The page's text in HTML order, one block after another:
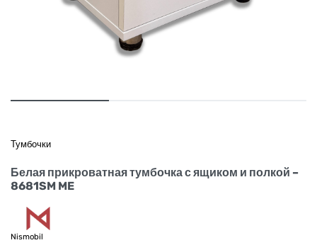
Тумбочки
Белая прикроватная тумбочка с ящиком и полкой –
8681SM ME
Nismobil